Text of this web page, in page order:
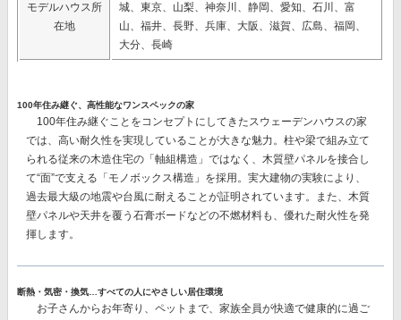
モデルハウス所
在地
城、東京、山梨、神奈川、静岡、愛知、石川、富
山、福井、長野、兵庫、大阪、滋賀、広島、福岡、
大分、長崎
100年住み継ぐ、高性能なワンスペックの家
100年住み継ぐことをコンセプトにしてきたスウェーデンハウスの家
では、 高い耐久性を実現していることが大きな魅力。柱や梁で組み立て
られる従来の木造住宅の「軸組構造」ではなく、 木質壁パネルを接合し
て“面”で支える「モノボックス構造」を採用。 実大建物の実験により、
過去最大級の地震や台風に耐えることが証明されています。また、木質
壁パネルや天井を覆う石膏ボードなどの不燃材料も、優れた耐火性を発
揮します。
断熱・気密・換気…すべての人にやさしい居住環境
お子さんからお年寄り、ペットまで、家族全員が快適で健康的に過ご